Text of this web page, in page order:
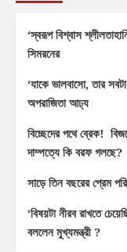
‘স্বরূপ বিশ্বাস
সিমরনের
‘যাকে ভালবাসো, তার
অপরাজিতা আঢ্য
বিচ্ছেদের পথে ব্রেক!
দাম্পত্যে কি বরফ গলছে?
সাড়ে তিন বছরের প্রেম
‘বিষয়টা নীরব রাখতে
বললেন মুখ্যমন্ত্রী ?